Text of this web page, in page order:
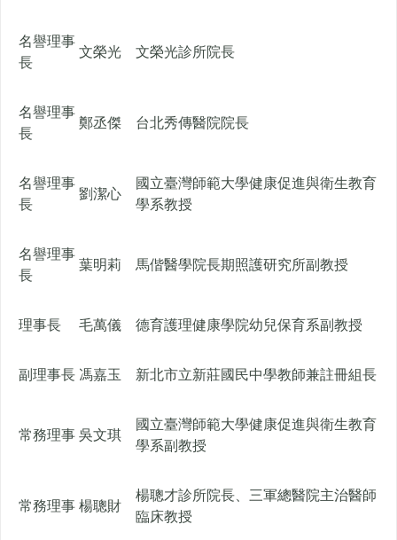
名譽理事
長
文榮光 文榮光診所院長
名譽理事
長
鄭丞傑 台北秀傳醫院院長
名譽理事
長
劉潔心
國立臺灣師範大學健康促進與衛生教育
學系教授
名譽理事
長
葉明莉 馬偕醫學院長期照護研究所副教授
理事長 毛萬儀 德育護理健康學院幼兒保育系副教授
副理事長 馮嘉玉 新北市立新莊國民中學教師兼註冊組長
常務理事 吳文琪
國立臺灣師範大學健康促進與衛生教育
學系副教授
常務理事 楊聰財
楊聰才診所院長、三軍總醫院主治醫師
臨床教授